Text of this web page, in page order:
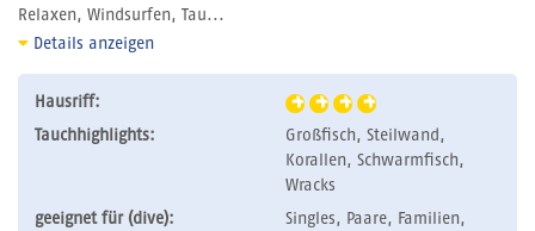
Relaxen, Windsurfen, Tau...
Details anzeigen
Hausriff:
Tauchhighlights:
Großfisch, Steilwand,
Korallen, Schwarmfisch,
Wracks
geeignet für (dive):
Singles, Paare, Familien,